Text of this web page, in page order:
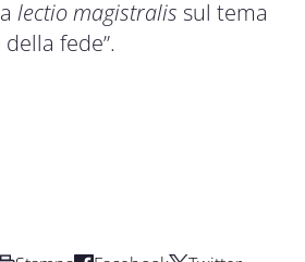
lectio magistralis sul tema
fede”.